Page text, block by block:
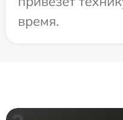
время.